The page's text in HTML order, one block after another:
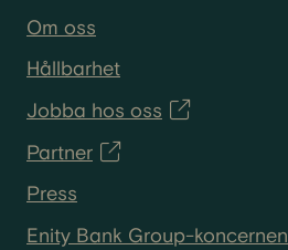
Om oss
Hållbarhet
Jobba hos oss
Partner
Press
Enity Bank Group-koncernen